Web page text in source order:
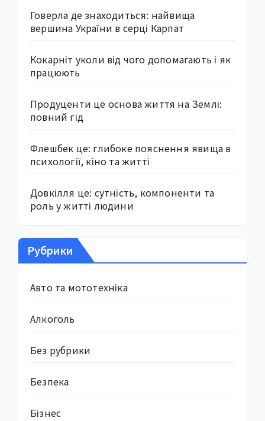
Говерла де знаходиться: найвища
вершина України в серці Карпат
Кокарніт уколи від чого допомагають і як
працюють
Продуценти це основа життя на Землі:
повний гід
Флешбек це: глибоке пояснення явища в
психології, кіно та житті
Довкілля це: сутність, компоненти та
роль у житті людини
Рубрики
Авто та мототехніка
Алкоголь
Без рубрики
Безпека
Бізнес